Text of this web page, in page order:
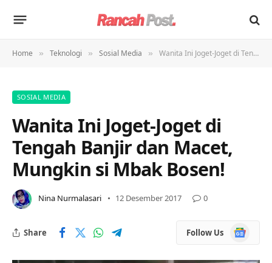
Home » Teknologi » Sosial Media » Wanita Ini Joget-Joget di Tengah Banjir dan Macet, Mungkin si Mbak Bosen!
SOSIAL MEDIA
Wanita Ini Joget-Joget di
Tengah Banjir dan Macet,
Mungkin si Mbak Bosen!
Nina Nurmalasari 12 Desember 2017 0
Share Follow Us
Google
News